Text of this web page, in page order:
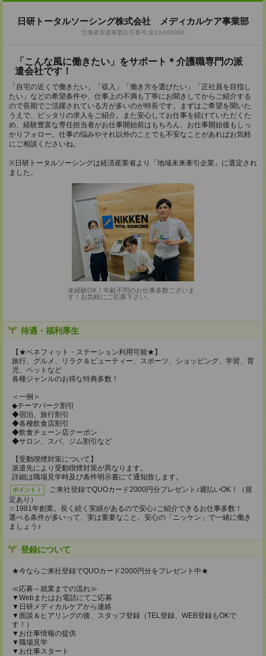
日研トータルソーシング株式会社 メディカルケア事業部
労働者派遣事業許可番号:派13-060060
「こんな風に働きたい」をサポート＊介護職専門の派
遣会社です！
「自宅の近くで働きたい」「収入」「働き方を選びたい」「正社員を目指し
たい」などの希望条件や、仕事上の不満も丁寧にお聞きしてからご紹介する
ので長期でご活躍されている方が多いのが特長です。まずはご希望を聞いた
うえで、ピッタリの求人をご紹介。また安心してお仕事を続けていただくた
め、経験豊富な専任担当者がお仕事開始前はもちろん、お仕事開始後もしっ
かりフォロー。仕事の悩みやそれ以外のことでも不安なことがあればお気軽
にご相談くださいね。
※日研トータルソーシングは経済産業省より「地域未来牽引企業」に選定され
ました。
未経験OK！年齢不問のお仕事多数ございま
す！お気軽にご応募下さい。
待遇・福利厚生
【★ベネフィット・ステーション利用可能★】
旅行、グルメ、リラク＆ビューティー、スポーツ、ショッピング、学習、育
児、ペットなど
各種ジャンルのお得な特典多数！
＜一例＞
◆テーマパーク割引
◆宿泊、旅行割引
◆各種飲食店割引
◆飲食チェーン店クーポン
◆サロン、スパ、ジム割引など
【受動喫煙対策について】
派遣先により受動喫煙対策が異なります。
詳細は職場見学時及び条件明示書にて通知致します。
ポイント！
ご来社登録でQUOカード2000円分プレゼント♪週払いOK！（規
定あり）
☆1981年創業。長く続く実績があるので安心♪ご紹介できるお仕事多数！
選べる条件が多いって、実は重要なこと。安心の「ニッケン」で一緒に働き
ましょう♪
登録について
★今ならご来社登録でQUOカード2000円分をプレゼント中★
≪応募～就業までの流れ≫
▼Webまたはお電話にてご応募
▼日研メディカルケアから連絡
▼面談＆ヒアリングの後、スタッフ登録（TEL登録、WEB登録もOKで
す！）
▼お仕事情報の提供
▼職場見学
▼お仕事スタート